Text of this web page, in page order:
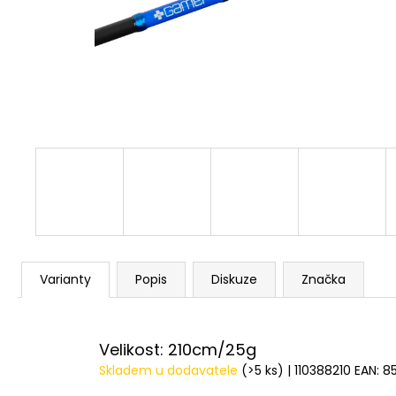
Varianty Popis Diskuze Značka
Velikost: 210cm/25g
Skladem u dodavatele (>5 ks) | 110388210 EAN:
V1 CARP - AMUR
159 Kč